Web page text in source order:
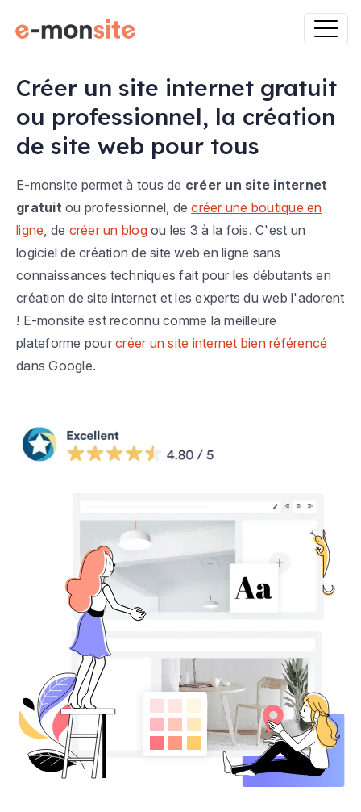
Créer un site internet gratuit
ou professionnel, la création
de site web pour tous
E-monsite permet à tous de créer un site internet
gratuit ou professionnel, decréer une boutique en
ligne , de créer un blogou les 3 à la fois. C'est un
logiciel de création de site web en ligne sans
connaissances techniques fait pour les débutants en
création de site internet et les experts du web l'adorent
! E-monsite est reconnu comme la meilleure
plateforme pour créer un site internet bien référencé
dans Google.